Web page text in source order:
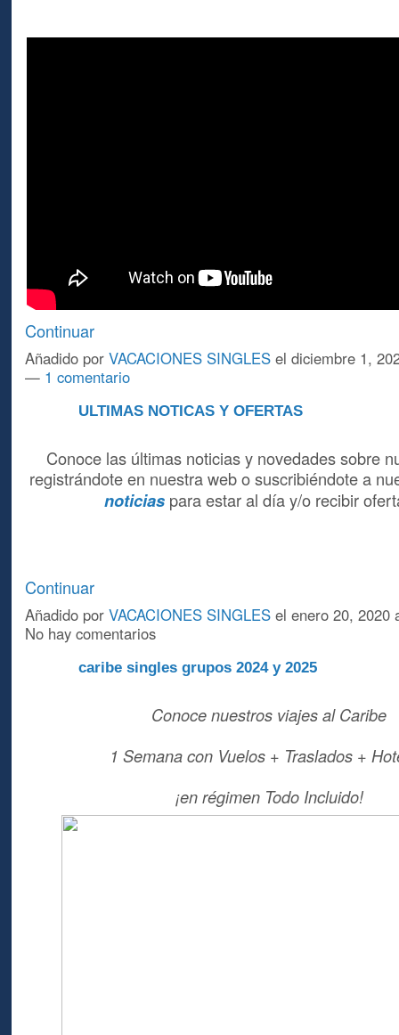
Continuar
Añadido por VACACIONES SINGLESel diciembre 1,
— 1 comentario
ULTIMAS NOTICAS Y OFERTAS
Conoce las últimas noticias y novedades sobre
registrándote en nuestra web o suscribiéndote a
noticias para estar al día y/o recibir
Continuar
Añadido por VACACIONES SINGLESel enero 20, 2020
No hay comentarios
caribe singles grupos 2024 y 2025
Conoce nuestros viajes al Caribe
1 Semana con Vuelos + Traslados +
¡en régimen Todo Incluido!